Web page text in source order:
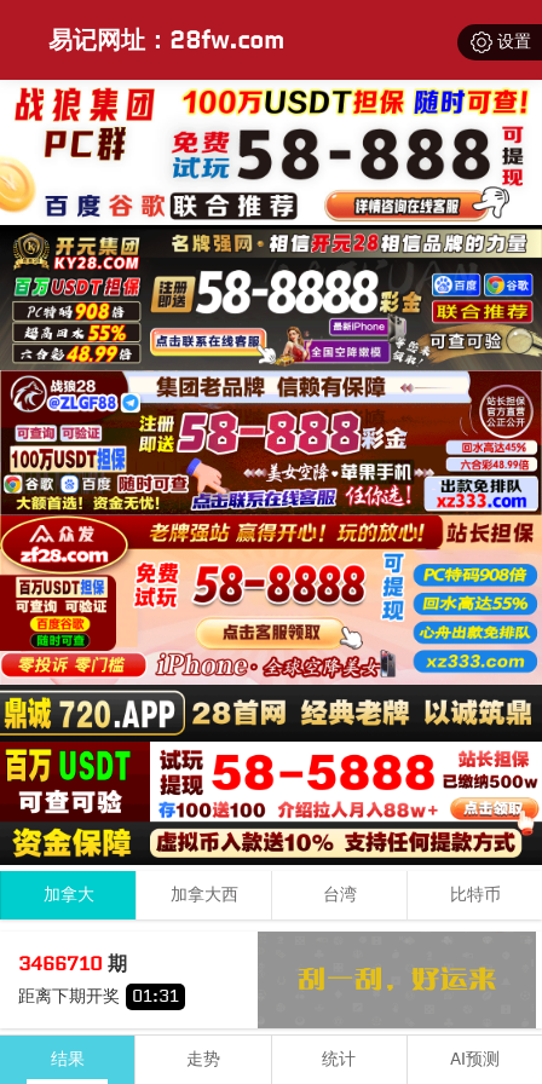
设置
易记网址：28fw.com
加拿大 加拿大西 台湾 比特币
3466710 期
距离下期开奖 01:31
3 + 4 0 07
期号 号码
结果 走势 统计 AI预测